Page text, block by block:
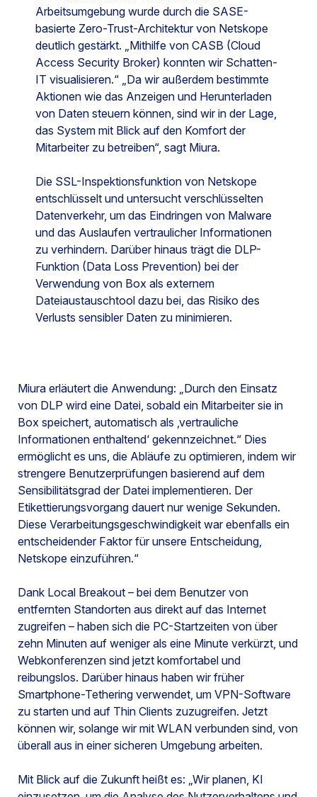
Arbeitsumgebung wurde durch die SASE-
basierte Zero-Trust-Architektur von Netskope
deutlich gestärkt. „Mithilfe von CASB (Cloud
Access Security Broker) konnten wir Schatten-
IT visualisieren.“ „Da wir außerdem bestimmte
Aktionen wie das Anzeigen und Herunterladen
von Daten steuern können, sind wir in der Lage,
das System mit Blick auf den Komfort der
Mitarbeiter zu betreiben“, sagt Miura.
Die SSL-Inspektionsfunktion von Netskope
entschlüsselt und untersucht verschlüsselten
Datenverkehr, um das Eindringen von Malware
und das Auslaufen vertraulicher Informationen
zu verhindern. Darüber hinaus trägt die DLP-
Funktion (Data Loss Prevention) bei der
Verwendung von Box als externem
Dateiaustauschtool dazu bei, das Risiko des
Verlusts sensibler Daten zu minimieren.
Miura erläutert die Anwendung: „Durch den Einsatz
von DLP wird eine Datei, sobald ein Mitarbeiter sie in
Box speichert, automatisch als ‚vertrauliche
Informationen enthaltend‘ gekennzeichnet.“ Dies
ermöglicht es uns, die Abläufe zu optimieren, indem wir
strengere Benutzerprüfungen basierend auf dem
Sensibilitätsgrad der Datei implementieren. Der
Etikettierungsvorgang dauert nur wenige Sekunden.
Diese Verarbeitungsgeschwindigkeit war ebenfalls ein
entscheidender Faktor für unsere Entscheidung,
Netskope einzuführen.“
Dank Local Breakout – bei dem Benutzer von
entfernten Standorten aus direkt auf das Internet
zugreifen – haben sich die PC-Startzeiten von über
zehn Minuten auf weniger als eine Minute verkürzt, und
Webkonferenzen sind jetzt komfortabel und
reibungslos. Darüber hinaus haben wir früher
Smartphone-Tethering verwendet, um VPN-Software
zu starten und auf Thin Clients zuzugreifen. Jetzt
können wir, solange wir mit WLAN verbunden sind, von
überall aus in einer sicheren Umgebung arbeiten.
Mit Blick auf die Zukunft heißt es: „Wir planen, KI